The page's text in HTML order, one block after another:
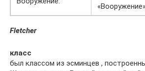
Fletcher
класс
был классом из эсминцев ,